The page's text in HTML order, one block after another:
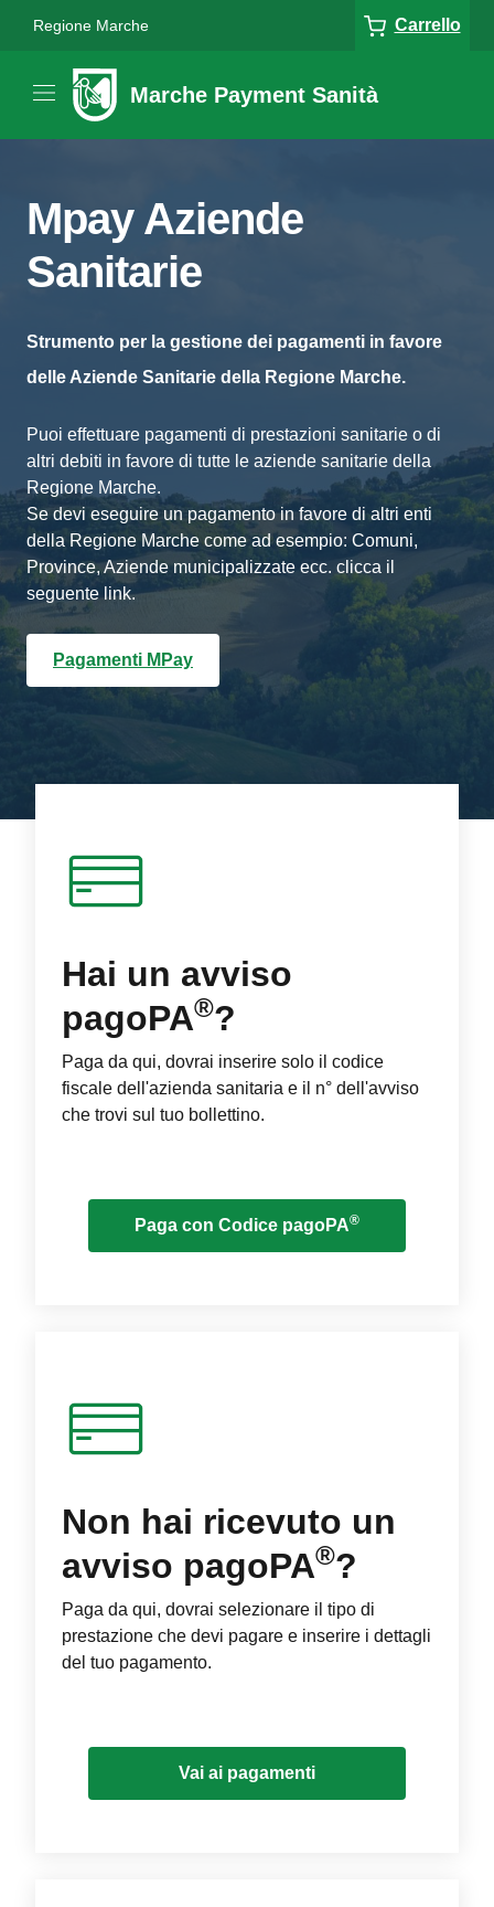
Regione Marche Carrello
Marche Payment Sanità
Mpay Aziende
Sanitarie
Strumento per la gestione dei pagamenti in favore
delle Aziende Sanitarie della Regione Marche.
Puoi effettuare pagamenti di prestazioni sanitarie o di
altri debiti in favore di tutte le aziende sanitarie della
Regione Marche.
Se devi eseguire un pagamento in favore di altri enti
della Regione Marche come ad esempio: Comuni,
Province, Aziende municipalizzate ecc. clicca il
seguente link.
Pagamenti MPay
Hai un avviso
pagoPA®?
Paga da qui, dovrai inserire solo il codice
fiscale dell'azienda sanitaria e il n° dell'avviso
che trovi sul tuo bollettino.
Paga con Codice pagoPA®
Non hai ricevuto un
avviso pagoPA®?
Paga da qui, dovrai selezionare il tipo di
prestazione che devi pagare e inserire i dettagli
del tuo pagamento.
Vai ai pagamenti